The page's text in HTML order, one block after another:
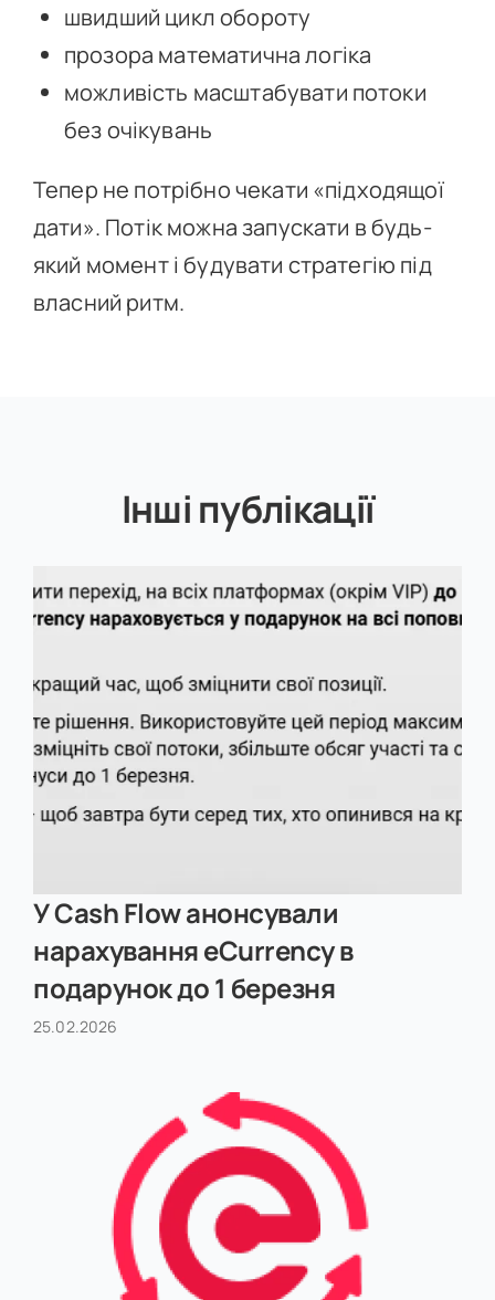
швидший цикл обороту
прозора математична логіка
можливість масштабувати потоки
без очікувань
Тепер не потрібно чекати «підходящої
дати». Потік можна запускати в будь-
який момент і будувати стратегію під
власний ритм.
Інші публікації
У Cash Flow анонсували
нарахування eCurrency в
подарунок до 1 березня
25.02.2026